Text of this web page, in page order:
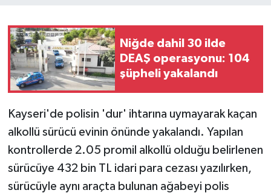
Niğde dahil 30 ilde
DEAŞ operasyonu: 104
şüpheli yakalandı
Kayseri'de polisin 'dur' ihtarına uymayarak kaçan
alkollü sürücü evinin önünde yakalandı. Yapılan
kontrollerde 2.05 promil alkollü olduğu belirlenen
sürücüye 432 bin TL idari para cezası yazılırken,
sürücüyle aynı araçta bulunan ağabeyi polis